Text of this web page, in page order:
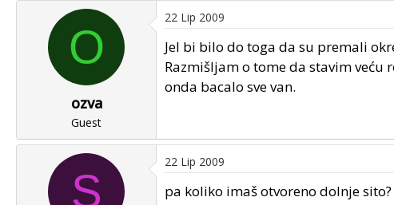
O
ozva
Guest
22 Lip 2009
Jel bi bilo do toga da su premali
Razmišljam o tome da stavim
onda bacalo sve van.
S
22 Lip 2009
pa koliko imaš otvoreno dolnje sito?